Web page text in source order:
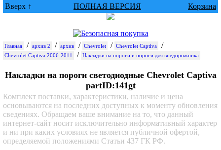
Вверх ↑ ПОЛНАЯ ВЕРСИЯ Корзина
Главная / архив 2 / архив / Chevrolet / Chevrolet Captiva /
Chevrolet Captiva 2006-2011 / Накладки на пороги и пороги для внедорожника
Накладки на пороги светодиодные Chevrolet Captiva
partID:141gt
Комплект поставки, характеристики, наличие и цена
основываются на последних доступных к моменту обновления
сведениях. Обращаем ваше внимание на то, что данный
интернет-сайт носит исключительно информативный характер
и ни при каких условиях не является публичной офертой,
определяемой положениями Статьи 437 ГК РФ.